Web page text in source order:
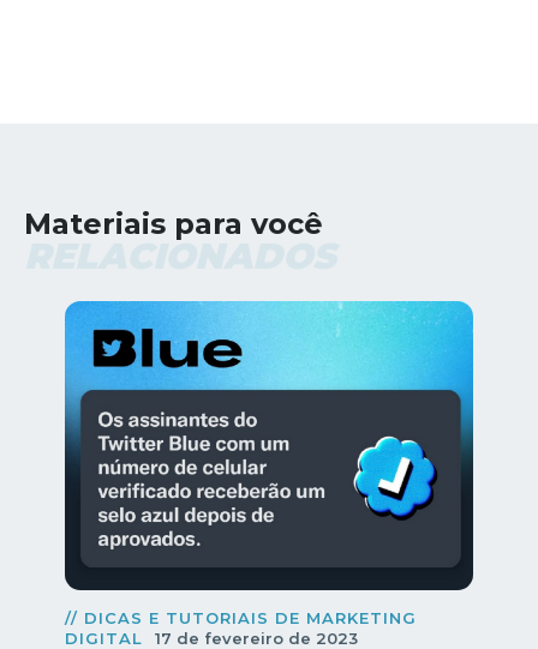
Materiais para você
// DICAS E TUTORIAIS DE MARKETING
DIGITAL
17 de fevereiro de 2023